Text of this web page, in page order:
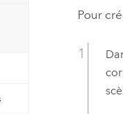
Pour